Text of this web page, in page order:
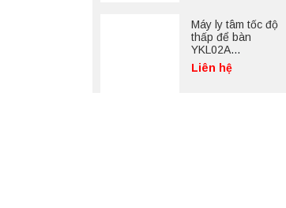
Máy ly tâm tốc độ
thấp để bàn
YKL02A
Yonglekang – Máy
ly tâm phòng thí
Liên hệ